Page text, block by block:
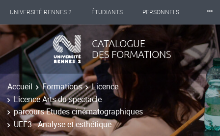
UNIVERSITÉ RENNES 2 ÉTUDIANTS PERSONNELS
INTERNATIONAL PROFESSIONNELS BIBLIOTHÈQUES
LES NOUVELLES DE RENNES 2
⸱⸱⸱
CATALOGUE
DES FORMATIONS
Accueil Formations
Licence
Licence Arts du spectacle
parcours Etudes cinématographiques
UEF3 - Analyse et esthétique